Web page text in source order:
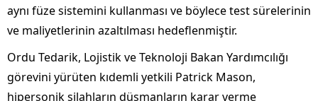
aynı füze sistemini kullanması ve böylece test sürelerinin
ve maliyetlerinin azaltılması hedeflenmiştir.
Ordu Tedarik, Lojistik ve Teknoloji Bakan Yardımcılığı
görevini yürüten kıdemli yetkili Patrick Mason,
hipersonik silahların düşmanların karar verme